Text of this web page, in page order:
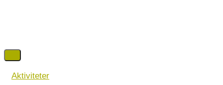
Aktiviteter